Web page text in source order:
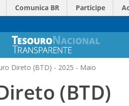
Comunica BR Participe
Direto (BTD) - 2025 - Maio
(BTD)